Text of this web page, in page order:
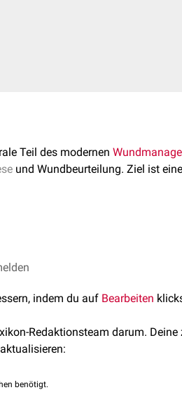
Teil des modernen
und Wundbeurteilung. Ziel ist
Weise erfolgen. Die
(NaCl 0,9%) oder
Jod 10% Lösung) oder
zum Abtragen von
Vorbereitung auf ein
stellt die
indem du auf Bearbeiten
Redaktionsteam darum.
benötigt.